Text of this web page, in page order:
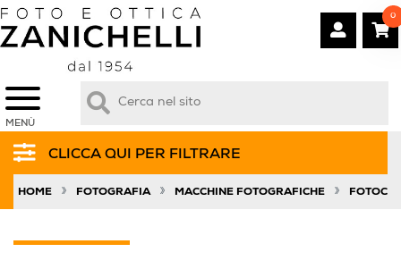
MENÙ
0
CLICCA QUI PER FILTRARE
HOME » FOTOGRAFIA » MACCHINE FOTOGRAFICHE »